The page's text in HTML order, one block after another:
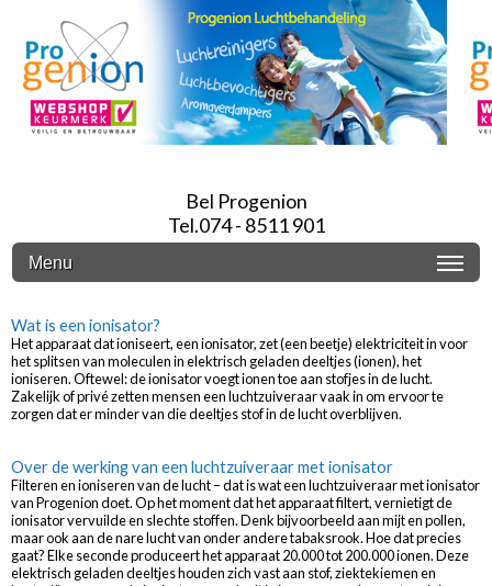
Bel Progenion
Tel.074 - 8511 901
Menu
Wat is een ionisator?
Het apparaat dat ioniseert, een ionisator, zet (een beetje) elektriciteit in voor
het splitsen van moleculen in elektrisch geladen deeltjes (ionen), het
ioniseren. Oftewel: de ionisator voegt ionen toe aan stofjes in de lucht.
Zakelijk of privé zetten mensen een luchtzuiveraar vaak in om ervoor te
zorgen dat er minder van die deeltjes stof in de lucht overblijven.
Over de werking van een luchtzuiveraar met ionisator
Filteren en ioniseren van de lucht – dat is wat een luchtzuiveraar met ionisator
van Progenion doet. Op het moment dat het apparaat filtert, vernietigt de
ionisator vervuilde en slechte stoffen. Denk bijvoorbeeld aan mijt en pollen,
maar ook aan de nare lucht van onder andere tabaksrook. Hoe dat precies
gaat? Elke seconde produceert het apparaat 20.000 tot 200.000 ionen. Deze
elektrisch geladen deeltjes houden zich vast aan stof, ziektekiemen en